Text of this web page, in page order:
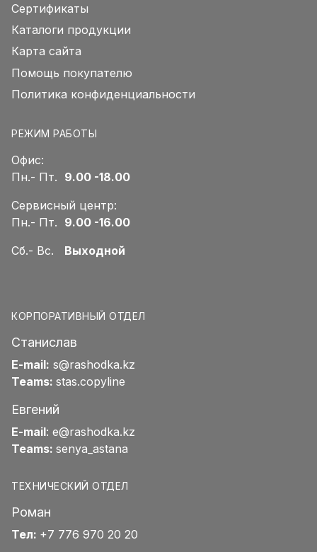
Сертификаты
Каталоги продукции
Карта сайта
Помощь покупателю
Политика конфиденциальности
РЕЖИМ РАБОТЫ
Офис:
Пн.- Пт. 9.00 -18.00
Сервисный центр:
Пн.- Пт. 9.00 -16.00
Сб.- Вс. Выходной
КОРПОРАТИВНЫЙ ОТДЕЛ
Станислав
E-mail: s@rashodka.kz
Teams: stas.copyline
Евгений
E-mail: e@rashodka.kz
Teams: senya_astana
ТЕХНИЧЕСКИЙ ОТДЕЛ
Роман
Тел: +7 776 970 20 20